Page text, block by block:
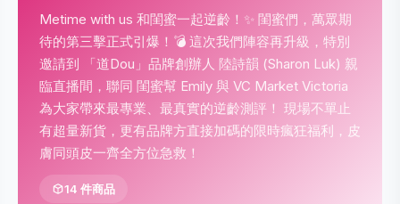
Metime with us 和閨蜜一起逆齡！✨ 閨蜜們，萬眾期
待的第三擊正式引爆！💣 這次我們陣容再升級，特別
邀請到 「道Dou」品牌創辦人 陸詩韻 (Sharon Luk) 親
臨直播間，聯同 閨蜜幫 Emily 與 VC Market Victoria
為大家帶來最專業、最真實的逆齡測評！ 現場不單止
有超量新貨，更有品牌方直接加碼的限時瘋狂福利，皮
膚同頭皮一齊全方位急救！
14 件商品